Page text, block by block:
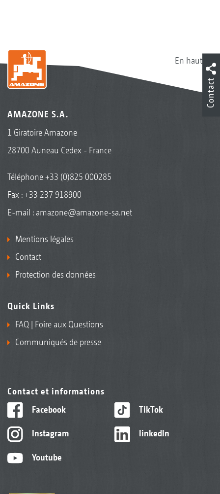
En haut
AMAZONE S.A.
1 Giratoire Amazone
28700 Auneau Cedex - France
Téléphone+33 (0)825 000285
Fax : +33 237 918900
E-mail : amazone@amazone-sa.net
Mentions légales
Contact
Protection des données
Quick Links
FAQ | Foire aux Questions
Communiqués de presse
Contact et informations
Facebook
Instagram
Youtube
TikTok
linkedIn
Contact